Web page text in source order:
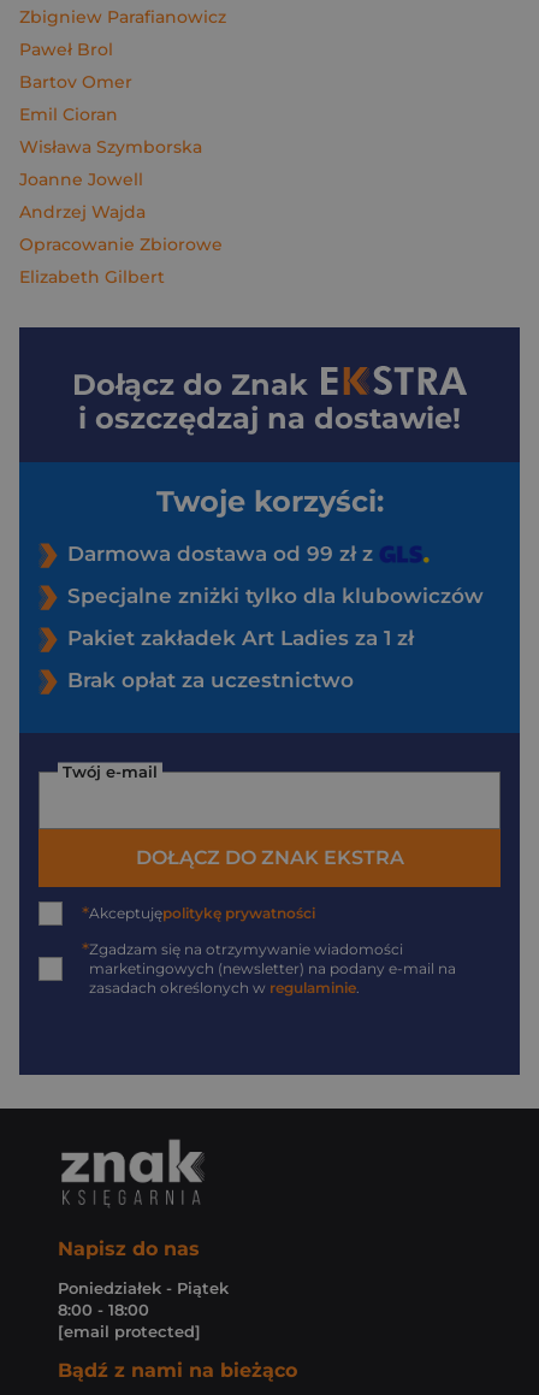
Zbigniew Parafianowicz
Paweł Brol
Bartov Omer
Emil Cioran
Wisława Szymborska
Joanne Jowell
Andrzej Wajda
Opracowanie Zbiorowe
Elizabeth Gilbert
Dołącz do Znak
i oszczędzaj na dostawie!
Twoje korzyści:
Darmowa dostawa od 99 zł z
Specjalne zniżki tylko dla klubowiczów
Pakiet zakładek Art Ladies za 1 zł
Brak opłat za uczestnictwo
Twój e-mail
DOŁĄCZ DO ZNAK EKSTRA
*Akceptujępolitykę prywatności
*Zgadzam się na otrzymywanie wiadomości
marketingowych (newsletter) na podany e-mail na
zasadach określonych w regulaminie.
Napisz do nas
Poniedziałek - Piątek
8:00 - 18:00
[email protected]
Bądź z nami na bieżąco